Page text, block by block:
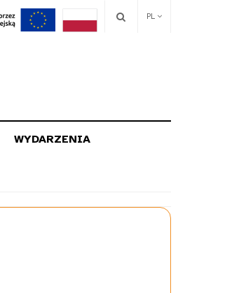
PL
WYDARZENIA